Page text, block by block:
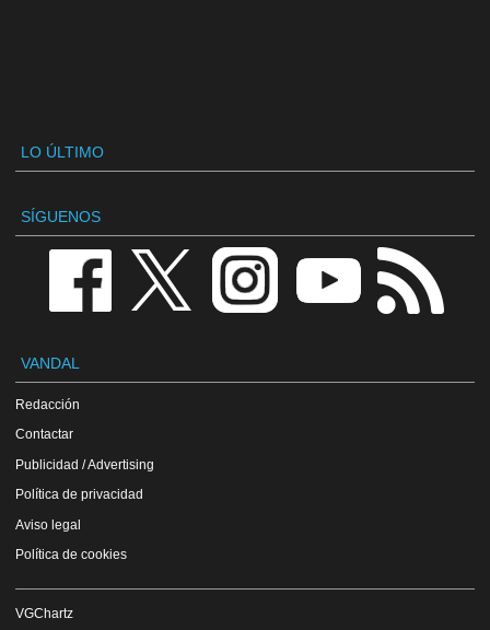
LO ÚLTIMO
SÍGUENOS
VANDAL
Redacción
Contactar
Publicidad / Advertising
Política de privacidad
Aviso legal
Política de cookies
VGChartz